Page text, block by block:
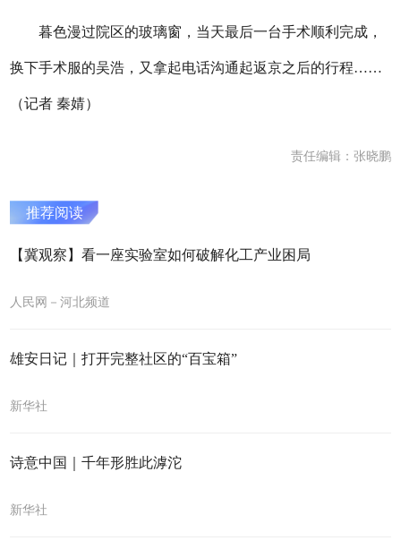
暮色漫过院区的玻璃窗，当天最后一台手术顺利完成，
换下手术服的吴浩，又拿起电话沟通起返京之后的行程……
（记者 秦婧）
责任编辑：张晓鹏
推荐阅读
【冀观察】看一座实验室如何破解化工产业困局
人民网－河北频道
雄安日记｜打开完整社区的“百宝箱”
新华社
诗意中国｜千年形胜此滹沱
新华社